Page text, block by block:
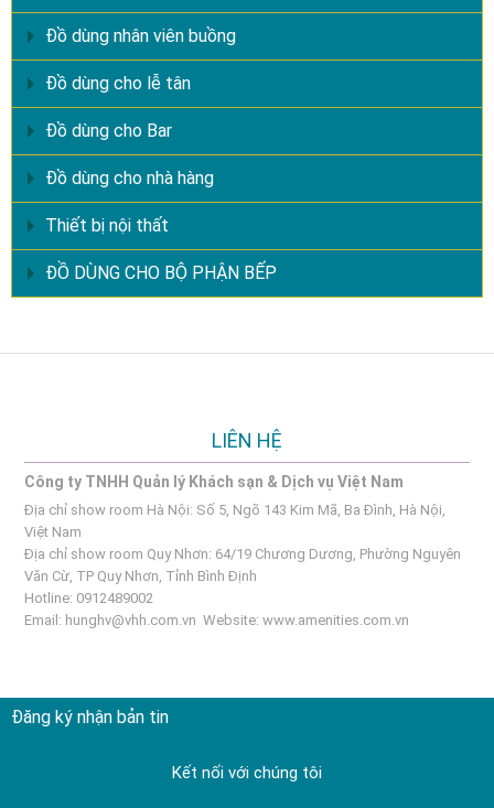
Đồ dùng nhân viên buồng
Đồ dùng cho lễ tân
Đồ dùng cho Bar
Đồ dùng cho nhà hàng
Thiết bị nội thất
ĐỒ DÙNG CHO BỘ PHẬN BẾP
LIÊN HỆ
Công ty TNHH Quản lý Khách sạn & Dịch vụ Việt Nam
Địa chỉ show room Hà Nội: Số 5, Ngõ 143 Kim Mã, Ba Đình, Hà Nội,
Việt Nam
Địa chỉ show room Quy Nhơn: 64/19 Chương Dương, Phường Nguyên
Văn Cừ, TP Quy Nhơn, Tỉnh Bình Định
Hotline: 0912489002
Email: hunghv@vhh.com.vn Website:www.amenities.com.vn
Đăng ký nhận bản tin
Kết nối với chúng tôi